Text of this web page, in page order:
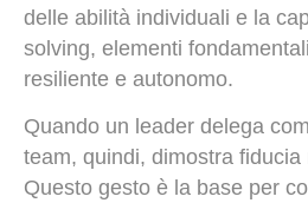
delle abilità individuali e la
solving, elementi
resiliente e autonomo.
Quando un leader delega
team, quindi, dimostra
Questo gesto è la base per